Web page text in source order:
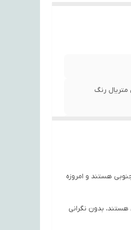
3. قابل شست و شو بدون تغییر رنگ 4. بهترین متریال رنگ
هستند و امروزه
بدون نگرانی